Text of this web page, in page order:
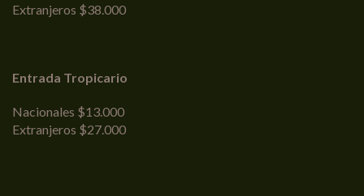
Extranjeros $38.000
Entrada Tropicario
Nacionales $13.000
Extranjeros $27.000